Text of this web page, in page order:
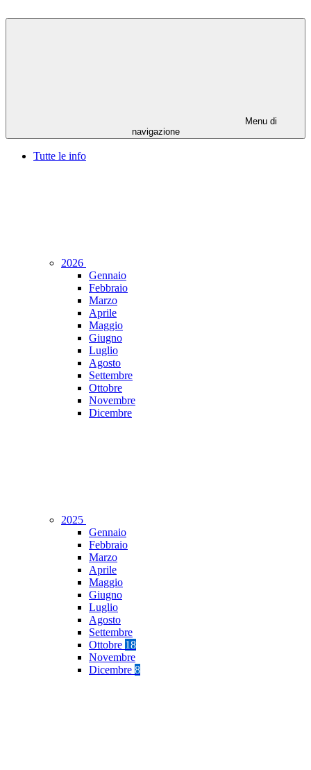
Menu di
navigazione
Tutte le info
2026
Gennaio
Febbraio
Marzo
Aprile
Maggio
Giugno
Luglio
Agosto
Settembre
Ottobre
Novembre
Dicembre
2025
Gennaio
Febbraio
Marzo
Aprile
Maggio
Giugno
Luglio
Agosto
Settembre
Ottobre 18
Novembre
Dicembre 8